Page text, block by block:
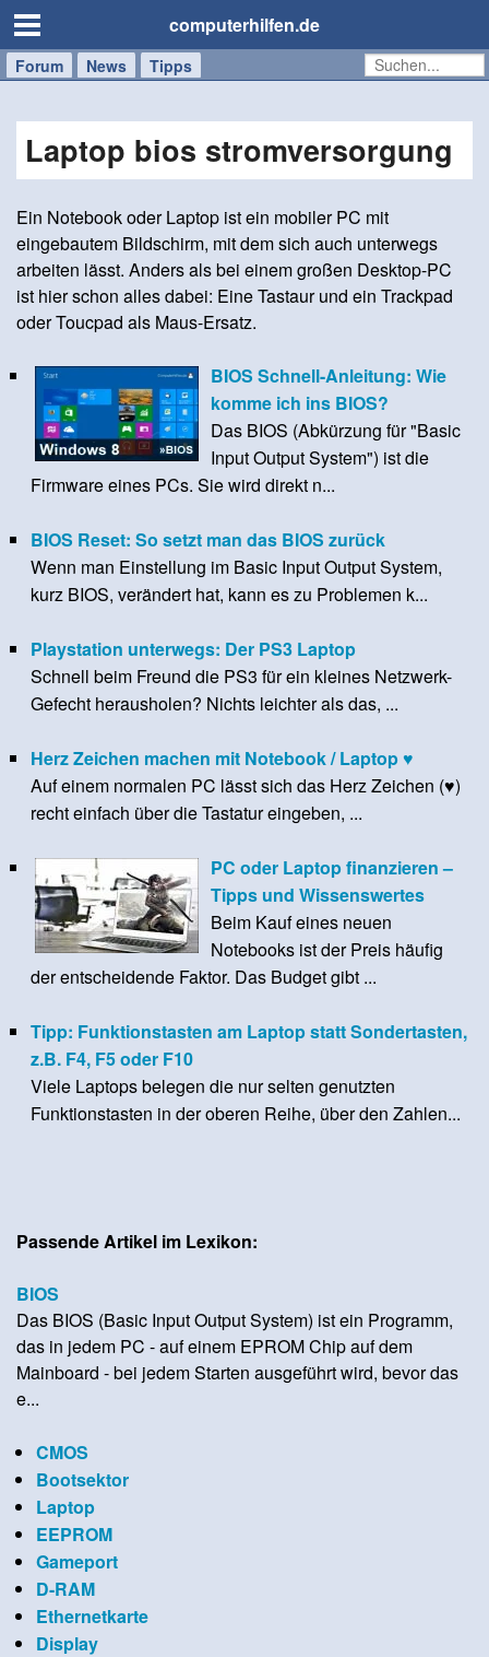
computerhilfen.de
Forum News Tipps
Handy
Windows
Mac
Laptop bios stromversorgung
Ein Notebook oder Laptop ist ein mobiler PC mit
eingebautem Bildschirm, mit dem sich auch unterwegs
arbeiten lässt. Anders als bei einem großen Desktop-PC
ist hier schon alles dabei: Eine Tastaur und ein Trackpad
oder Toucpad als Maus-Ersatz.
BIOS Schnell-Anleitung: Wie
komme ich ins BIOS?
Das BIOS (Abkürzung für "Basic
Input Output System") ist die
Firmware eines PCs. Sie wird direkt n...
BIOS Reset: So setzt man das BIOS zurück
Wenn man Einstellung im Basic Input Output System,
kurz BIOS, verändert hat, kann es zu Problemen k...
Playstation unterwegs: Der PS3 Laptop
Schnell beim Freund die PS3 für ein kleines Netzwerk-
Gefecht herausholen? Nichts leichter als das, ...
Herz Zeichen machen mit Notebook / Laptop ♥
Auf einem normalen PC lässt sich das Herz Zeichen (♥)
recht einfach über die Tastatur eingeben, ...
PC oder Laptop finanzieren –
Tipps und Wissenswertes
Beim Kauf eines neuen
Notebooks ist der Preis häufig
der entscheidende Faktor. Das Budget gibt ...
Tipp: Funktionstasten am Laptop statt Sondertasten,
z.B. F4, F5 oder F10
Viele Laptops belegen die nur selten genutzten
Funktionstasten in der oberen Reihe, über den Zahlen...
Passende Artikel im Lexikon:
BIOS
Das BIOS (Basic Input Output System) ist ein Programm,
das in jedem PC - auf einem EPROM Chip auf dem
Mainboard - bei jedem Starten ausgeführt wird, bevor das
e...
CMOS
Bootsektor
Laptop
EEPROM
Gameport
D-RAM
Ethernetkarte
Display